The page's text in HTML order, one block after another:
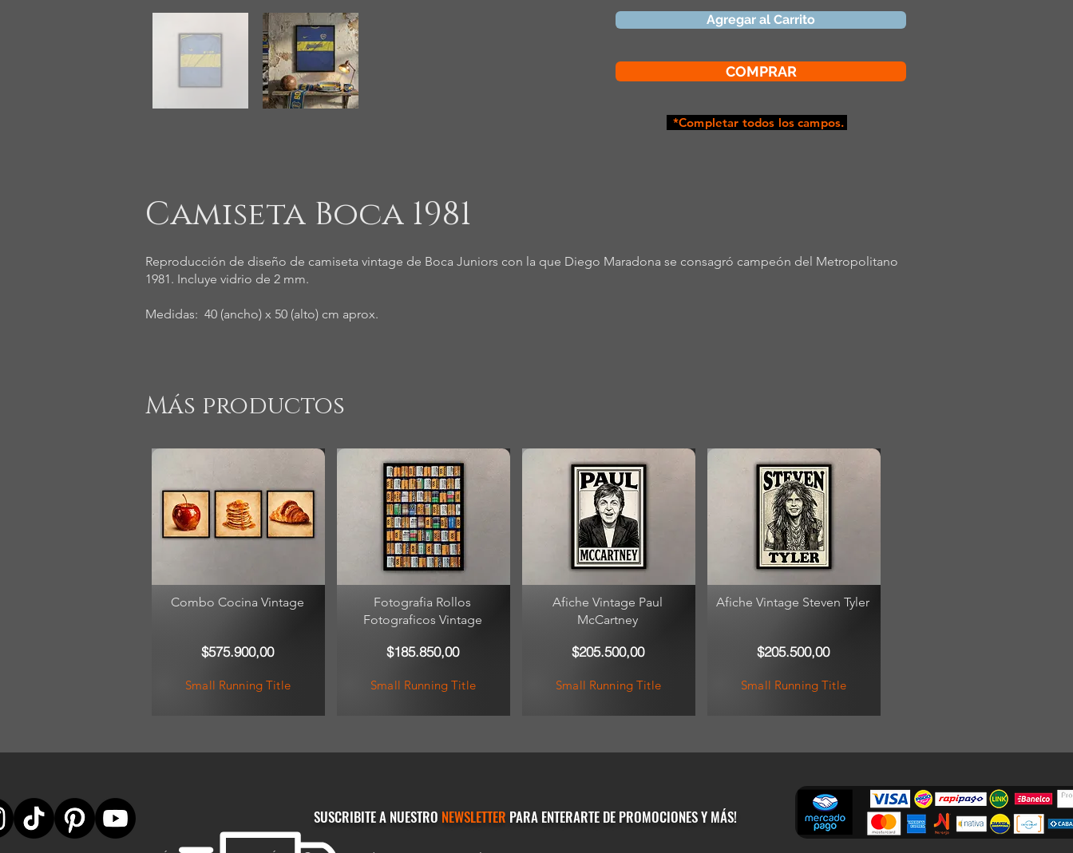
Agregar al Carrito
COMPRAR
*Completar todos los campos.
Camiseta Boca 1981
Reproducción de diseño de camiseta vintage de Boca Juniors con la que Diego Maradona se consagró campeón del Metropolitano
1981. Incluye vidrio de 2 mm.
Medidas: 40 (ancho) x 50 (alto) cm aprox.
Más productos
Combo Cocina Vintage
$575.900,00
Small Running Title
Fotografia Rollos
Fotograficos Vintage
$185.850,00
Small Running Title
Afiche Vintage Paul
McCartney
$205.500,00
Small Running Title
Afiche Vintage Steven Tyler
$205.500,00
Small Running Title
SUSCRIBITE A NUESTRO NEWSLETTER PARA ENTERARTE DE PROMOCIONES Y MÁS!